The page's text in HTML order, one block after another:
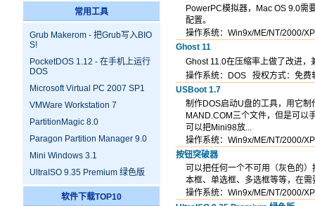
常用工具
Grub Makerom - 把Grub写入BIO
S!
PocketDOS 1.12 - 在手机上运行
DOS
Microsoft Virtual PC 2007 SP1
VMWare Workstation 7
PartitionMagic 8.0
Paragon Partition Manager 9.0
Mini Windows 3.1
UltraISO 9.35 Premium 绿色版
软件下载TOP10
PowerPC模拟器，Mac OS 9.0需
配置。
操作系统：Win9x/ME/NT/2000/
Ghost 11
Ghost 11.0在压缩率上做了改进
操作系统：DOS 授权方式：免费
USBoot 1.7
制作DOS启动U盘的工具，用它
MAND.COM三个文件，但是可以
可以把Mini98放...
操作系统：Win9x/ME/NT/2000/
按钮突破器
可以把任何一个不可用（灰色的
本框、单选框、多选框等等，在
操作系统：Win9x/ME/NT/2000/